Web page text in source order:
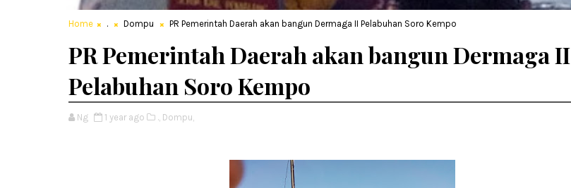
Home . Dompu PR Pemerintah Daerah akan bangun Dermaga II Pelabuhan Soro Kempo
PR Pemerintah Daerah akan bangun Dermaga II
Pelabuhan Soro Kempo
Ng 1 year ago ., Dompu,